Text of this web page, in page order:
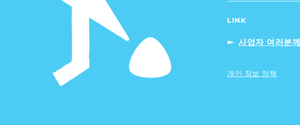
LINK
사업자 여러분께
개인 정보 정책